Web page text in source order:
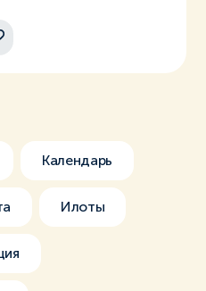
Календарь
Илоты